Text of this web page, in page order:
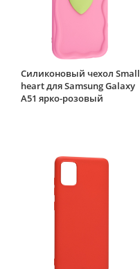
Силиконовый чехол Small
heart для Samsung Galaxy
A51 ярко-розовый